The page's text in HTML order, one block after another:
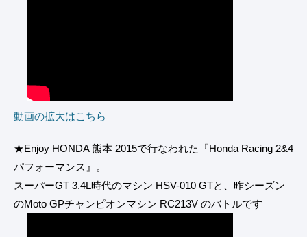
動画の拡大はこちら
★Enjoy HONDA 熊本 2015で行なわれた『Honda Racing 2&4
パフォーマンス』。
スーパーGT 3.4L時代のマシン HSV-010 GTと、昨シーズン
のMoto GPチャンピオンマシン RC213V のバトルです